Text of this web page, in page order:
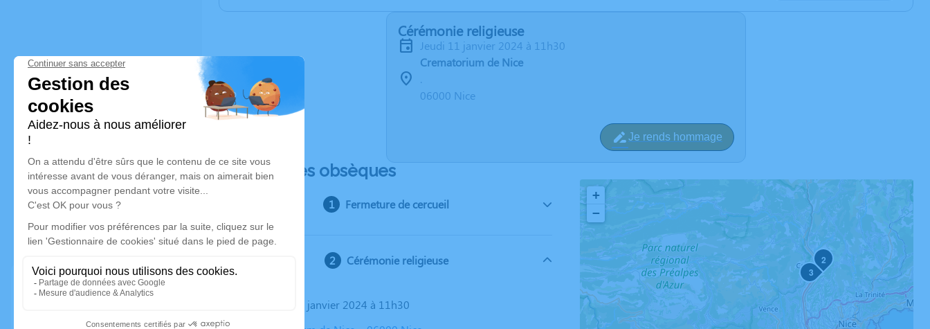
Cérémonie religieuse
jeudi 11 janvier 2024 à 11h30
Crematorium de Nice
.
06000 Nice
Je rends hommage
Déroulé des obsèques
Fermeture de cercueil
Cérémonie religieuse
Le jeudi 11 janvier 2024 à 11h30
2
3
+
−